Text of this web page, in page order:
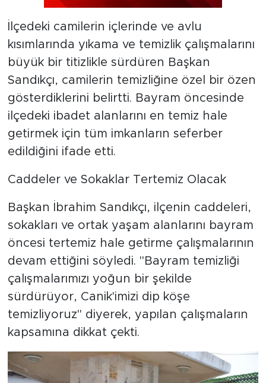
İlçedeki camilerin içlerinde ve avlu
kısımlarında yıkama ve temizlik çalışmalarını
büyük bir titizlikle sürdüren Başkan
Sandıkçı, camilerin temizliğine özel bir özen
gösterdiklerini belirtti. Bayram öncesinde
ilçedeki ibadet alanlarını en temiz hale
getirmek için tüm imkanların seferber
edildiğini ifade etti.
Caddeler ve Sokaklar Tertemiz Olacak
Başkan İbrahim Sandıkçı, ilçenin caddeleri,
sokakları ve ortak yaşam alanlarını bayram
öncesi tertemiz hale getirme çalışmalarının
devam ettiğini söyledi. "Bayram temizliği
çalışmalarımızı yoğun bir şekilde
sürdürüyor, Canik'imizi dip köşe
temizliyoruz" diyerek, yapılan çalışmaların
kapsamına dikkat çekti.